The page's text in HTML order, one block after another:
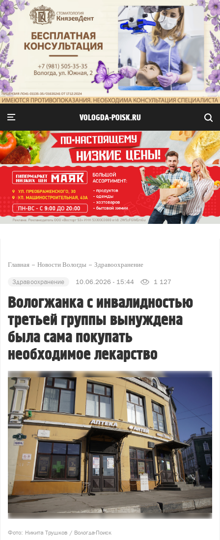
VOLOGDA-POISK.RU
Главная Новости Вологды Здравоохранение
Здравоохранение 10.06.2026 - 15:44 1 127
Вологжанка с инвалидностью
третьей группы вынуждена
была сама покупать
необходимое лекарство
Фото: Никита Трушков / Вологда-Поиск